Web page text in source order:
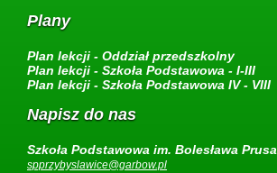
Plany
Plan lekcji - Oddział przedszkolny
Plan lekcji - Szkoła Podstawowa - I-III
Plan lekcji - Szkoła Podstawowa IV - VIII
Napisz do nas
Szkoła Podstawowa im. Bolesława Prusa
spprzybyslawice@garbow.pl